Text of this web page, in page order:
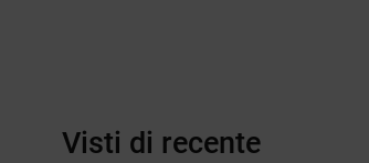
Visti di recente